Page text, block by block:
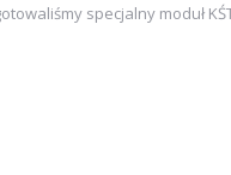
specjalny moduł